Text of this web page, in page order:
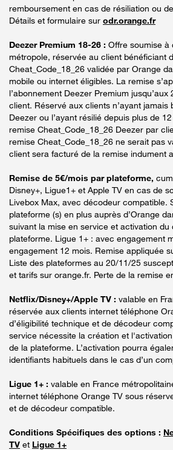
remboursement en cas de résiliation ou
Détails et formulaire sur odr.orange.fr
Deezer Premium 18-26 : Offre soumise à
métropole, réservée au client bénéficiant
Cheat_Code_18_26 validée par Orange
mobile ou internet éligibles. La remise
l’abonnement Deezer Premium jusqu’aux
client. Réservé aux clients n’ayant jamais
Deezer ou l’ayant résilié depuis plus de
remise Cheat_Code_18_26 Deezer par
remise Cheat_Code_18_26 ne serait pas
client sera facturé de la remise indument
Remise de 5€/mois par plateforme,
Disney+, Ligue1+ et Apple TV en cas de
Livebox Max, avec décodeur compatible.
plateforme (s) en plus auprès d’Orange
suivant la mise en service et activation du
plateforme. Ligue 1+ : avec engagement
engagement 12 mois. Remise appliquée
Liste des plateformes au 20/11/25
et tarifs sur orange.fr. Perte de la remise
Netflix/Disney+/Apple TV : valable en
réservée aux clients internet téléphone
d’éligibilité technique et de décodeur
service nécessite la création et
de la plateforme. L’activation pourra
identifiants habituels dans le cas d’un
Ligue 1+ : valable en France
internet téléphone Orange TV sous
et de décodeur compatible.
Conditions Spécifiques des options :
TV et Ligue 1+